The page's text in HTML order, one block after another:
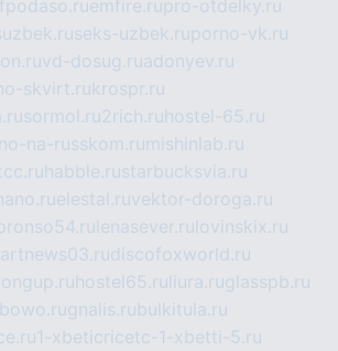
fpodaso.ruemfire.rupro-otdelky.ru
seks-uzbek.ruporno-vk.ru
vd-dosug.ruadonyev.ru
skvirt.rukrospr.ru
sormol.ru2rich.ru hostel-65.ru
na-russkom.ru mishinlab.ru
habble.rustarbucksvia.ru
elestal.ruvektor-doroga.ru
lenasever.ru lovinskix.ru
discofoxworld.ru
hostel65.ru liura.ruglasspb.ru
gnalis.rubulkitula.ru
1-xbeticricetc-1-xbetti-5.ru